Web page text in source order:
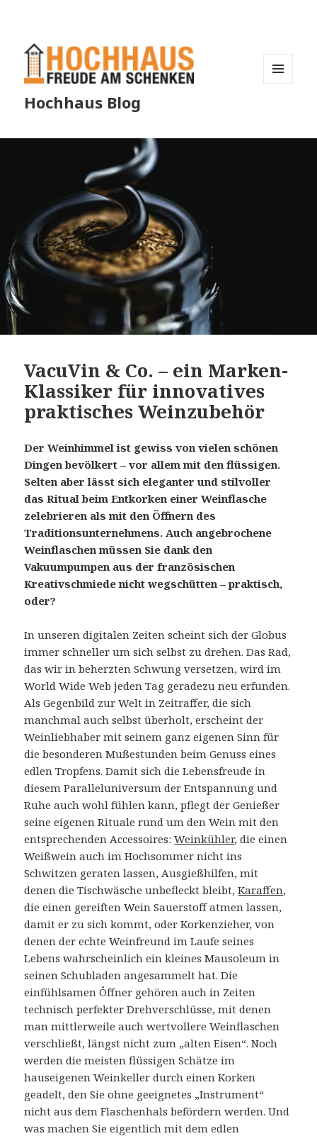
Hochhaus Blog
VacuVin & Co. – ein Marken-
Klassiker für innovatives
praktisches Weinzubehör
Der Weinhimmel ist gewiss von vielen schönen
Dingen bevölkert – vor allem mit den flüssigen.
Selten aber lässt sich eleganter und stilvoller
das Ritual beim Entkorken einer Weinflasche
zelebrieren als mit den Öffnern des
Traditionsunternehmens. Auch angebrochene
Weinflaschen müssen Sie dank den
Vakuumpumpen aus der französischen
Kreativschmiede nicht wegschütten – praktisch,
oder?
In unseren digitalen Zeiten scheint sich der Globus
immer schneller um sich selbst zu drehen. Das Rad,
das wir in beherzten Schwung versetzen, wird im
World Wide Web jeden Tag geradezu neu erfunden.
Als Gegenbild zur Welt in Zeitraffer, die sich
manchmal auch selbst überholt, erscheint der
Weinliebhaber mit seinem ganz eigenen Sinn für
die besonderen Mußestunden beim Genuss eines
edlen Tropfens. Damit sich die Lebensfreude in
diesem Paralleluniversum der Entspannung und
Ruhe auch wohl fühlen kann, pflegt der Genießer
seine eigenen Rituale rund um den Wein mit den
entsprechenden Accessoires:Weinkühler, die einen
Weißwein auch im Hochsommer nicht ins
Schwitzen geraten lassen, Ausgießhilfen, mit
denen die Tischwäsche unbefleckt bleibt,Karaffen,
die einen gereiften Wein Sauerstoff atmen lassen,
damit er zu sich kommt, oder Korkenzieher, von
denen der echte Weinfreund im Laufe seines
Lebens wahrscheinlich ein kleines Mausoleum in
seinen Schubladen angesammelt hat. Die
einfühlsamen Öffner gehören auch in Zeiten
technisch perfekter Drehverschlüsse, mit denen
man mittlerweile auch wertvollere Weinflaschen
verschließt, längst nicht zum „alten Eisen“. Noch
werden die meisten flüssigen Schätze im
hauseigenen Weinkeller durch einen Korken
geadelt, den Sie ohne geeignetes „Instrument“
nicht aus dem Flaschenhals befördern werden. Und
was machen Sie eigentlich mit dem edlen